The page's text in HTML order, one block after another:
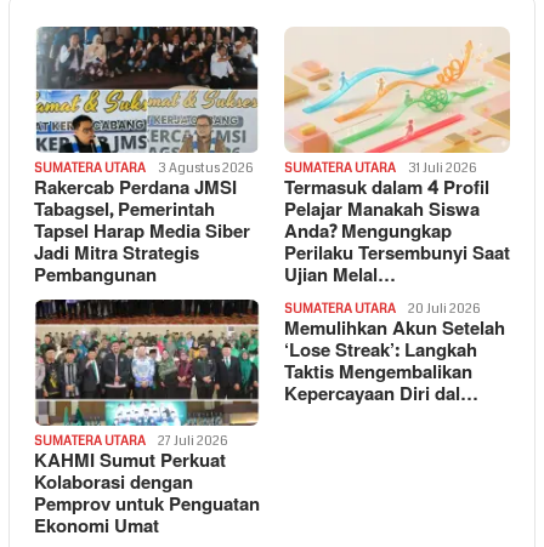
SUMATERA UTARA 3 Agustus 2026
Rakercab Perdana JMSI
Tabagsel, Pemerintah
Tapsel Harap Media Siber
Jadi Mitra Strategis
Pembangunan
SUMATERA UTARA 31 Juli 2026
Termasuk dalam 4 Profil
Pelajar Manakah Siswa
Anda? Mengungkap
Perilaku Tersembunyi Saat
Ujian Melal…
SUMATERA UTARA 27 Juli 2026
KAHMI Sumut Perkuat
Kolaborasi dengan
Pemprov untuk Penguatan
Ekonomi Umat
SUMATERA UTARA 20 Juli 2026
Memulihkan Akun Setelah
‘Lose Streak’: Langkah
Taktis Mengembalikan
Kepercayaan Diri dal…